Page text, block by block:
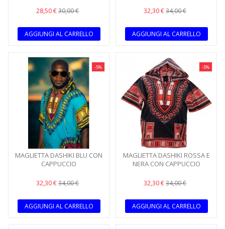
28,50 €30,00 €
AGGIUNGI AL CARRELLO
32,30 €34,00 €
AGGIUNGI AL CARRELLO
-5%
MAGLIETTA DASHIKI BLU CON
CAPPUCCIO
32,30 €34,00 €
AGGIUNGI AL CARRELLO
-5%
MAGLIETTA DASHIKI ROSSA E
NERA CON CAPPUCCIO
32,30 €34,00 €
AGGIUNGI AL CARRELLO